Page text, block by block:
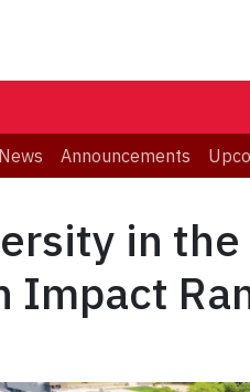
Announcements
in
Impact